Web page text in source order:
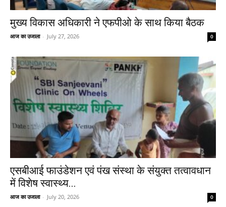
मुख्य विकास अधिकारी ने एफपीओ के साथ किया बैठक
आज का उजाला - July 27, 2026 0
एसबीआई फाउंडेशन एवं पंख संस्था के संयुक्त तत्वावधान
में विशेष स्वास्थ्य...
आज का उजाला - July 20, 2026 0